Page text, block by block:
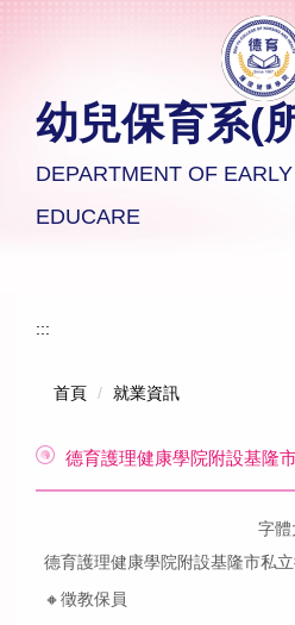
幼兒保育系(
DEPARTMENT OF
EDUCARE
:::
首頁 就業資訊
德育護理健康學院附設基隆
字體
德育護理健康學院附設基隆市私
🔸徵教保員